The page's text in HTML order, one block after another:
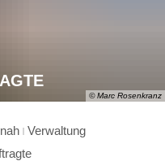
© Marc Rosenkranz
Verwaltung